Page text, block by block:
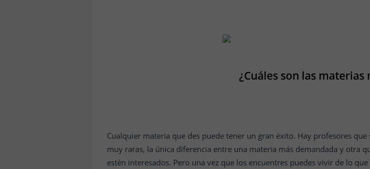
¿Cuáles son las materias
Cualquier materia que des puede tener un gran éxito. Hay profesores
muy raras, la única diferencia entre una materia más demandada y otra
estén interesados. Pero una vez que los encuentres puedes vivir de lo que